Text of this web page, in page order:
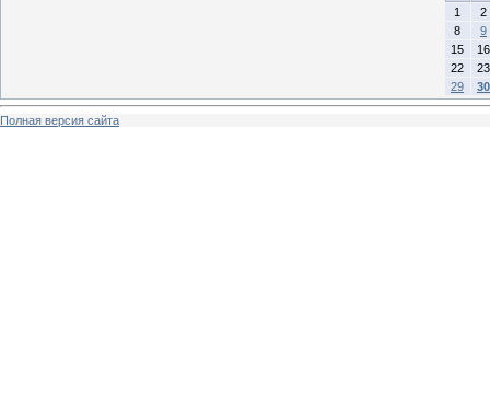
1
2
8
9
15
16
22
23
29
30
Полная версия сайта